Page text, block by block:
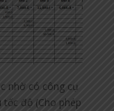
nhờ có công cụ
tốc độ (Cho phép